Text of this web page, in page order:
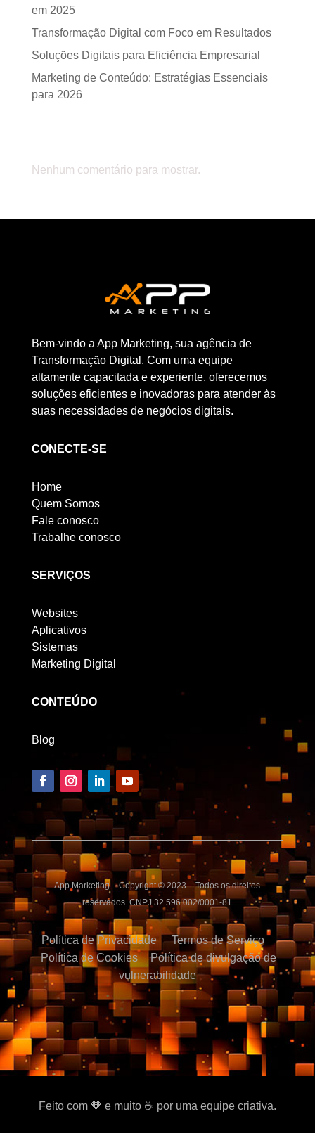
em 2025
Transformação Digital com Foco em Resultados
Soluções Digitais para Eficiência Empresarial
Marketing de Conteúdo: Estratégias Essenciais
para 2026
Nenhum comentário para mostrar.
Bem-vindo a App Marketing, sua agência de
Transformação Digital. Com uma equipe
altamente capacitada e experiente, oferecemos
soluções eficientes e inovadoras para atender às
suas necessidades de negócios digitais.
CONECTE-SE
Home
Quem Somos
Fale conosco
Trabalhe conosco
SERVIÇOS
Websites
Aplicativos
Sistemas
Marketing Digital
CONTEÚDO
Blog
App Marketing – Copyright © 2023 – Todos os direitos
reservados. CNPJ 32.596.002/0001-81
Política de Privacidade
Termos de Serviço
Política de Cookies
Política de divulgação de
vulnerabilidade
Feito com 🧡 e muito ☕ por uma equipe criativa.